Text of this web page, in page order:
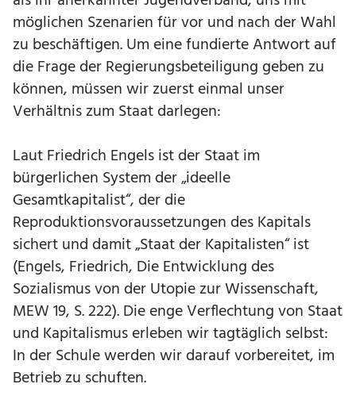
möglichen Szenarien für vor und nach der Wahl
zu beschäftigen. Um eine fundierte Antwort auf
die Frage der Regierungsbeteiligung geben zu
können, müssen wir zuerst einmal unser
Verhältnis zum Staat darlegen:
Laut Friedrich Engels ist der Staat im
bürgerlichen System der „ideelle
Gesamtkapitalist“, der die
Reproduktionsvoraussetzungen des Kapitals
sichert und damit „Staat der Kapitalisten“ ist
(Engels, Friedrich, Die Entwicklung des
Sozialismus von der Utopie zur Wissenschaft,
MEW 19, S. 222). Die enge Verflechtung von Staat
und Kapitalismus erleben wir tagtäglich selbst:
In der Schule werden wir darauf vorbereitet, im
Betrieb zu schuften.